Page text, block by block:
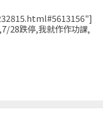
28跌停,我就作作功課,